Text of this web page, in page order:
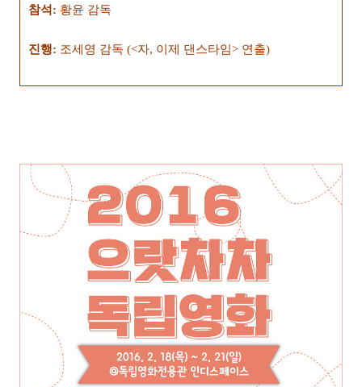
참석: 황윤 감독
진행: 조세영 감독 (<자, 이제 댄스타임> 연출)